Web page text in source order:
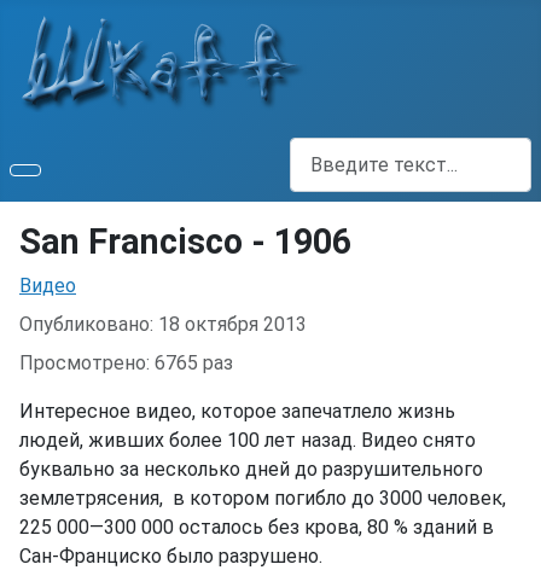
Поиск
San Francisco - 1906
Информация о материале
Видео
Опубликовано: 18 октября 2013
Просмотрено: 6765 раз
Интересное видео, которое запечатлело жизнь
людей, живших более 100 лет назад. Видео снято
буквально за несколько дней до разрушительного
землетрясения, в котором погибло до 3000 человек,
225 000—300 000 осталось без крова, 80 % зданий в
Сан-Франциско было разрушено.